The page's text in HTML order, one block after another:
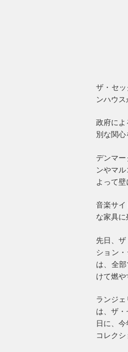
ザ・セ
ンハウ
政府に
別な関心
デンマ
ンやマ
よって
音楽サ
な家具
先日、
ション
は、全
けて燃
ランジ
は、ザ
日に、
コレクシ